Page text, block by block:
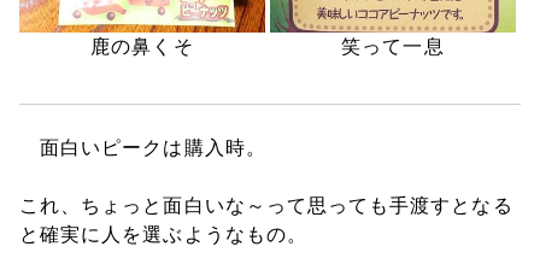
鹿の鼻くそ 笑って一息
面白いピークは購入時。
これ、ちょっと面白いな～って思っても手渡すとなる
と確実に人を選ぶようなもの。